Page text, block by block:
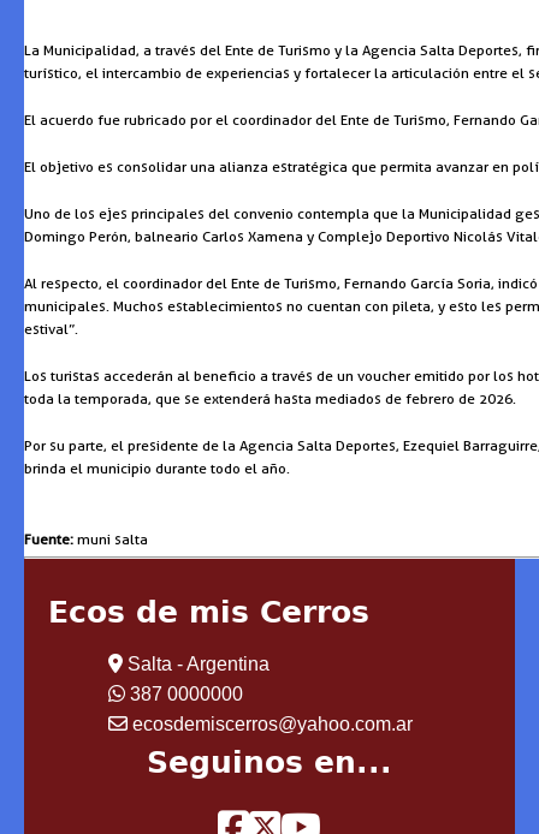
La Municipalidad, a través del Ente de Turismo y la Agencia Salta
turístico, el intercambio de experiencias y fortalecer la articulación entre el
El acuerdo fue rubricado por el coordinador del Ente de Turismo, Fernando
El objetivo es consolidar una alianza estratégica que permita avanzar en
Uno de los ejes principales del convenio contempla que la Municipalidad
Domingo Perón, balneario Carlos Xamena y Complejo Deportivo Nicolás
Al respecto, el coordinador del Ente de Turismo, Fernando García Soria,
municipales. Muchos establecimientos no cuentan con pileta, y esto les
estival”.
Los turistas accederán al beneficio a través de un voucher emitido por los
toda la temporada, que se extenderá hasta mediados de febrero de 2026.
Por su parte, el presidente de la Agencia Salta Deportes, Ezequiel
brinda el municipio durante todo el año.
Fuente: muni salta
Ecos de mis Cerros
Salta - Argentina
387 0000000
ecosdemiscerros@yahoo.com.ar
Seguinos en...